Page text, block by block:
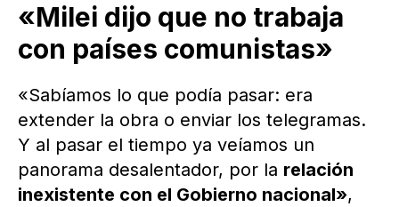
«Milei dijo que no trabaja
con países comunistas»
«Sabíamos lo que podía pasar: era
extender la obra o enviar los telegramas.
Y al pasar el tiempo ya veíamos un
panorama desalentador, por la relación
inexistente con el Gobierno nacional»,